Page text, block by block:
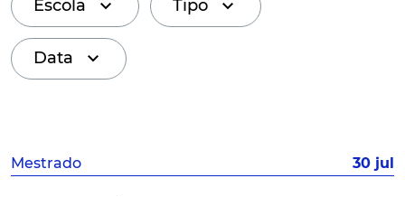
Escola Tipo
Data
Mestrado 30 jul